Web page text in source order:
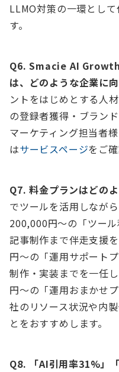
LLMO対策の一環とし
す。
Q6. Smacie AI Growth
は、どのような企業に
ントをはじめとする人
の登録者獲得・ブラン
マーケティング担当者
はサービスページをご
Q7. 料金プランはどの
でツールを活用しなが
200,000円〜の「ツー
記事制作まで伴走支援
円〜の「運用サポート
制作・実装までを一任
円〜の「運用おまかせ
社のリソース状況や内
とをおすすめします。
Q8. 「AI引用率31%」